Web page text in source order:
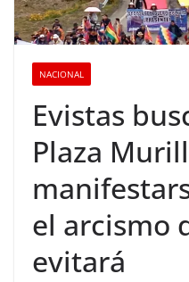
NACIONAL
Evistas
Plaza
el arcismo
evitará